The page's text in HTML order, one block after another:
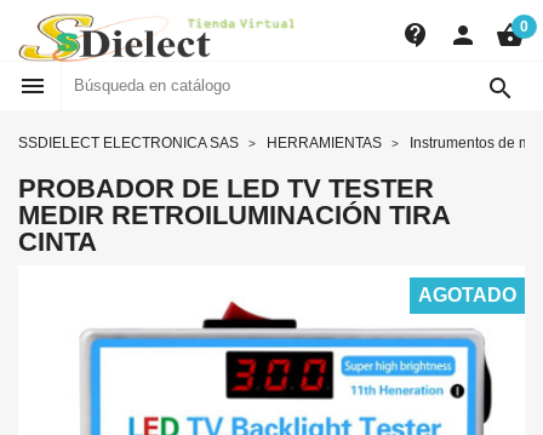
contact_support person shopping_basket0
 
SSDIELECT ELECTRONICA SAS HERRAMIENTAS Instrumentos de
PROBADOR DE LED TV TESTER
MEDIR RETROILUMINACIÓN TIRA
CINTA
AGOTADO